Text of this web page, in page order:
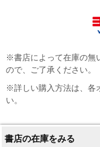
※書店によって在庫の無
ので、ご了承ください。
※詳しい購入方法は、各
い。
書店の在庫をみる